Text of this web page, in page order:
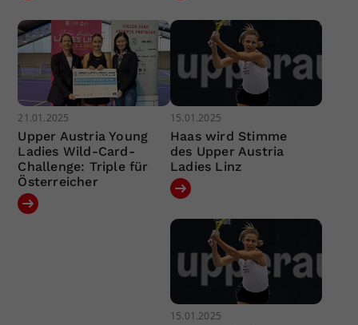
21.01.2025
Upper Austria Young
Ladies Wild-Card-
Challenge: Triple für
Österreicher
15.01.2025
Haas wird Stimme
des Upper Austria
Ladies Linz
15.01.2025